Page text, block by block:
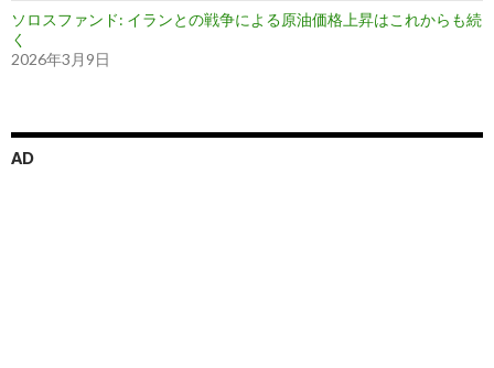
ソロスファンド: イランとの戦争による原油価格上昇はこれからも続
く
2026年3月9日
AD